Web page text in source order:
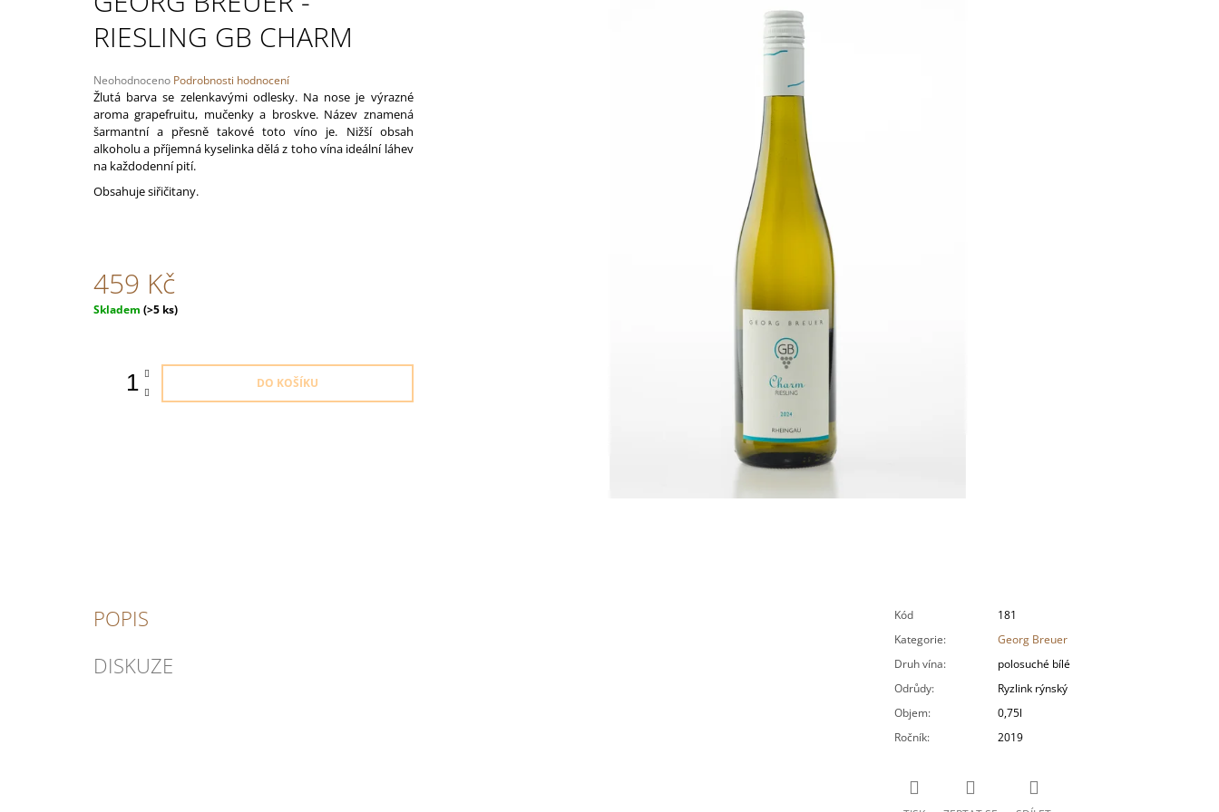
RIESLING GB CHARM
Průměrné
hodnocení
produktu
je
0,0
z
hvězdiček.
Neohodnoceno Podrobnosti hodnocení
Žlutá barva se zelenkavými odlesky. Na nose je výrazné
aroma grapefruitu, mučenky a broskve. Název znamená
šarmantní a přesně takové toto víno je. Nižší obsah
alkoholu a příjemná kyselinka dělá z toho vína ideální láhev
na každodenní pití.
Obsahuje siřičitany.
459 Kč
Měrná
Skladem (>5 ks)
DO KOŠÍKU
POPIS
DISKUZE
Kód
181
Kategorie:
Georg Breuer
Druh vína:
polosuché bílé
Odrůdy:
Ryzlink rýnský
Objem:
0,75l
Ročník: 2019
348 Kč